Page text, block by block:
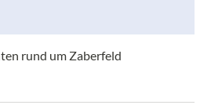
rund um Zaberfeld